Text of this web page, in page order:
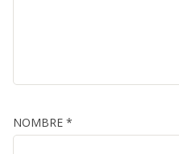
NOMBRE *